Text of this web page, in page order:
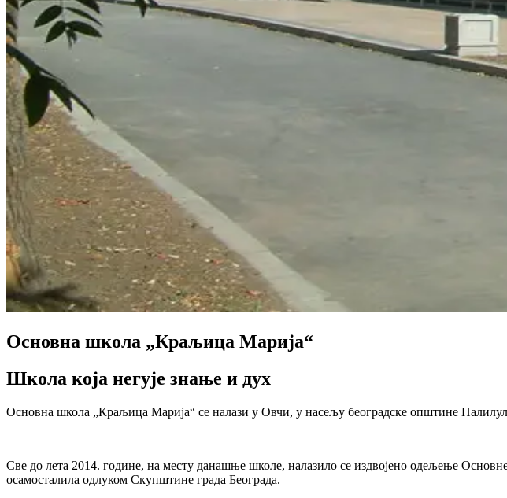
Основна школа „Краљица Марија“
Школа која негује знање и дух
Основна школа „Краљица Марија“ се налази у Овчи, у насељу београдске општине
Све до лета 2014. године, на месту данашње школе, налазило се издвојено одељење
осамосталила одлуком Скупштине града Београда.